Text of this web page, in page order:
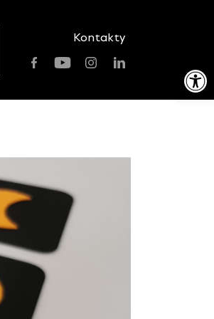
Open toolbar
Kontakty